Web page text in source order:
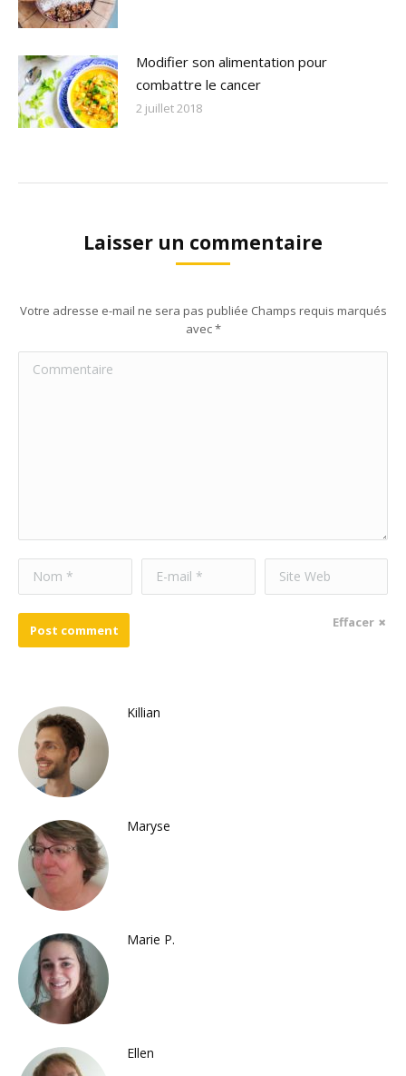
Modifier son alimentation pour
combattre le cancer
2 juillet 2018
Laisser un commentaire
Votre adresse e-mail ne sera pas publiée Champs requis marqués
avec*
Commentaire
Nom * E-mail * Site Web
Effacer
Post comment
Killian
Maryse
Marie P.
Ellen